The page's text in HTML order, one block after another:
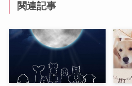
関連記事